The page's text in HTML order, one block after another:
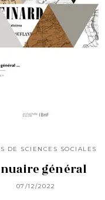
DE SCIENCES SOCIALES
général
07/12/2022